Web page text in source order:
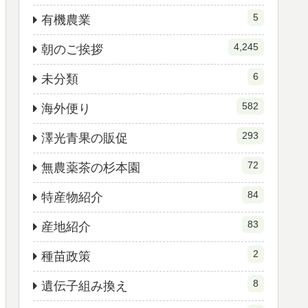
有機農業 5
朝のご挨拶 4,245
未分類 6
海外便り 582
澤光青果の販促 293
無農薬茶の杉本園 72
特産物紹介 84
産地紹介 83
種苗政策 2
遺伝子組み換え 8